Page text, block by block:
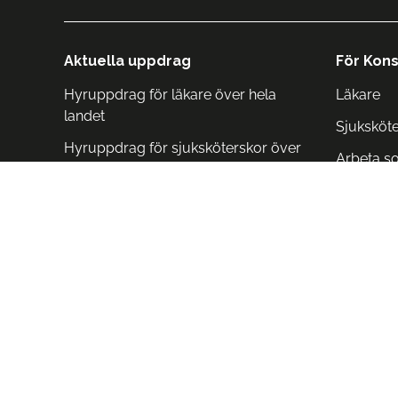
Aktuella uppdrag
Hyruppdrag för läkare över hela
landet
Hyruppdrag för sjuksköterskor över
För
Läkare
Arbeta